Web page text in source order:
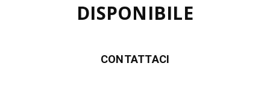
DISPONIBILE
CONTATTACI